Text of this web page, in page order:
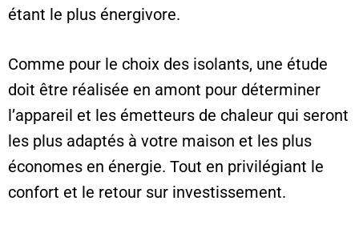
étant le plus énergivore.
Comme pour le choix des isolants, une étude
doit être réalisée en amont pour déterminer
l’appareil et les émetteurs de chaleur qui seront
les plus adaptés à votre maison et les plus
économes en énergie. Tout en privilégiant le
confort et le retour sur investissement.